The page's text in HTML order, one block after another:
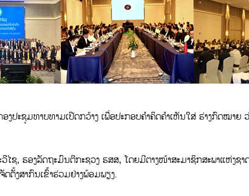
ະຊຸມທາບທາມເປີດກວ້າງ ເພື່ອປະກອບຄຳຄິດຄຳເຫັນໃສ່ ຮ່າງກົດໝາຍ
ຊ, ຮອງລັດຖະມົນຕີກະຊວງ ຮສສ, ໂດຍມີຕາງໜ້າສະມາຊິກສະພາແຫ່ງຊາ
ຕັ້ງສາກົນເຂົ້າຮ່ວມຢ່າງພ້ອມພຽງ.